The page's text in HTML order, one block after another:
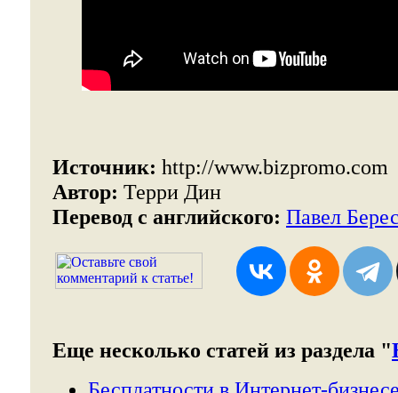
Источник: http://www.bizpromo.com
Автор: Терри Дин
Перевод с английского: Павел
Еще несколько статей из раздела "